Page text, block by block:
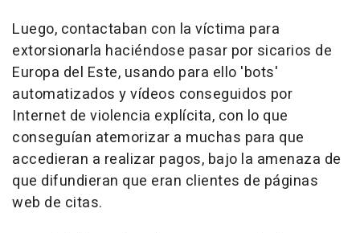
Luego, contactaban con la víctima para
extorsionarla haciéndose pasar por sicarios de
Europa del Este, usando para ello 'bots'
automatizados y vídeos conseguidos por
Internet de violencia explícita, con lo que
conseguían atemorizar a muchas para que
accedieran a realizar pagos, bajo la amenaza de
que difundieran que eran clientes de páginas
web de citas.